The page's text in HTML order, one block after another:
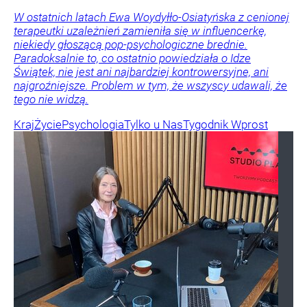
W ostatnich latach Ewa Woydyłło-Osiatyńska z cenionej
terapeutki uzależnień zamieniła się w influencerkę,
niekiedy głoszącą pop-psychologiczne brednie.
Paradoksalnie to, co ostatnio powiedziała o Idze
Świątek, nie jest ani najbardziej kontrowersyjne, ani
najgroźniejsze. Problem w tym, że wszyscy udawali, że
tego nie widzą.
KrajŻyciePsychologiaTylko u NasTygodnik Wprost